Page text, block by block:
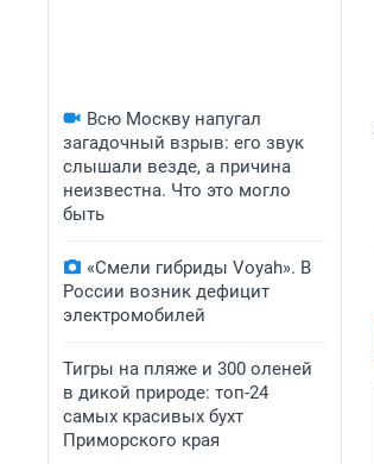
Всю Москву напугал
загадочный взрыв: его звук
слышали везде, а причина
неизвестна. Что это могло
быть
«Смели гибриды Voyah». В
России возник дефицит
электромобилей
Тигры на пляже и 300 оленей
в дикой природе: топ-24
самых красивых бухт
Приморского края